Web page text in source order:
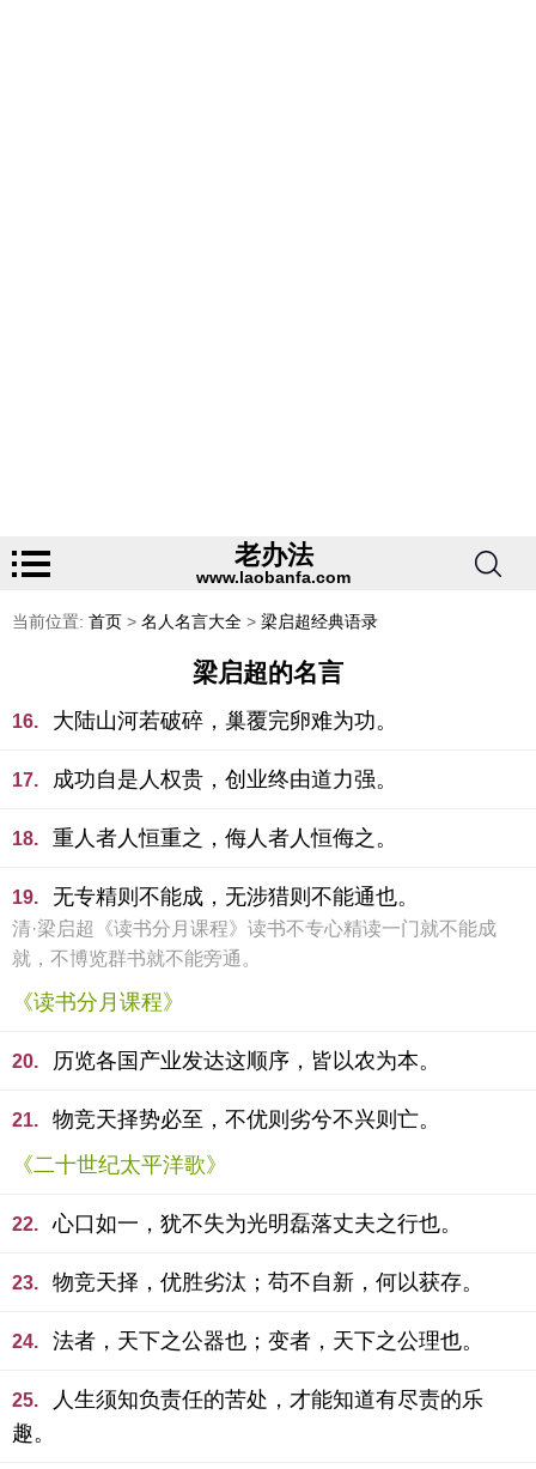
老办法
www.laobanfa.com
当前位置: 首页 > 名人名言大全 > 梁启超经典语录
梁启超的名言
16. 大陆山河若破碎，巢覆完卵难为功。
17. 成功自是人权贵，创业终由道力强。
18. 重人者人恒重之，侮人者人恒侮之。
19. 无专精则不能成，无涉猎则不能通也。
清·梁启超《读书分月课程》读书不专心精读一门就不能成
就，不博览群书就不能旁通。
《读书分月课程》
20. 历览各国产业发达这顺序，皆以农为本。
21.
物竞天择势必至，不优则劣兮不兴则亡。
《二十世纪太平洋歌》
22. 心口如一，犹不失为光明磊落丈夫之行也。
23. 物竞天择，优胜劣汰；苟不自新，何以获存。
24. 法者，天下之公器也；变者，天下之公理也。
25.
人生须知负责任的苦处，才能知道有尽责的乐
趣。